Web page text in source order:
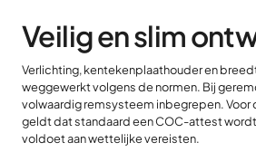
Veilig en slim
Verlichting, kentekenplaathouder en
weggewerkt volgens de normen. Bij
volwaardig remsysteem inbegrepen. Voor
geldt dat standaard een COC-attest
voldoet aan wettelijke vereisten.